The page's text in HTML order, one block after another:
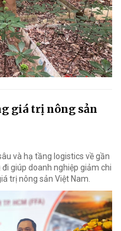
giá trị nông sản
và hạ tầng logistics về gần
giúp doanh nghiệp giảm chi
trị nông sản Việt Nam.